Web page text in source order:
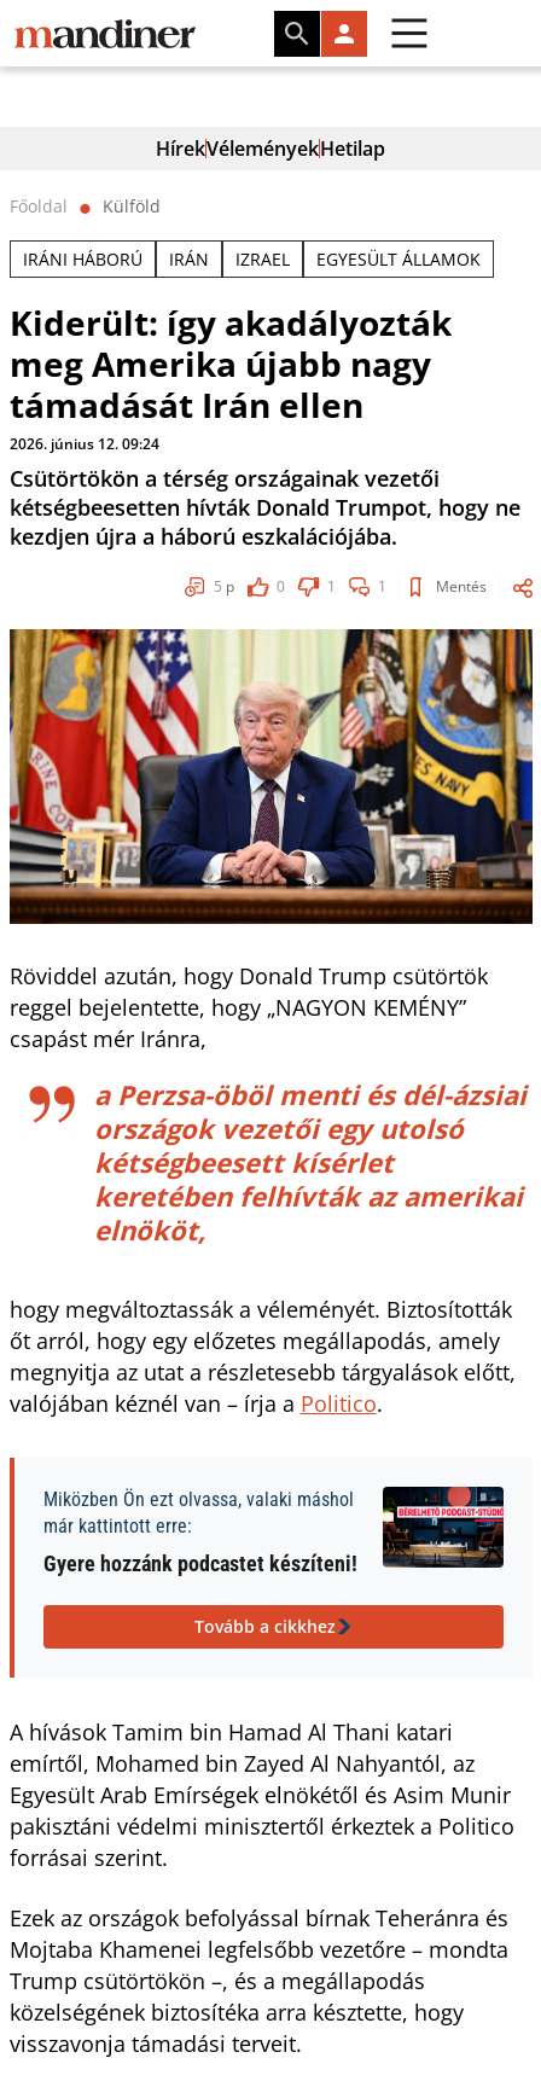
HírekVéleményekHetilap
Főoldal ⬤ Külföld
IRÁNI HÁBORÚ IRÁN IZRAEL EGYESÜLT ÁLLAMOK
Kiderült: így akadályozták
meg Amerika újabb nagy
támadását Irán ellen
2026. június 12. 09:24
Csütörtökön a térség országainak vezetői
kétségbeesetten hívták Donald Trumpot, hogy ne
kezdjen újra a háború eszkalációjába.
5 p 0 1 1 Mentés
Röviddel azután, hogy Donald Trump csütörtök
reggel bejelentette, hogy „NAGYON KEMÉNY”
csapást mér Iránra,
a Perzsa-öböl menti és dél-ázsiai
országok vezetői egy utolsó
kétségbeesett kísérlet
keretében felhívták az amerikai
elnököt,
hogy megváltoztassák a véleményét. Biztosították
őt arról, hogy egy előzetes megállapodás, amely
megnyitja az utat a részletesebb tárgyalások előtt,
valójában kéznél van – írja a Politico.
Miközben Ön ezt olvassa, valaki máshol
már kattintott erre:
Gyere hozzánk podcastet készíteni!
Tovább a cikkhez
A hívások Tamim bin Hamad Al Thani katari
emírtől, Mohamed bin Zayed Al Nahyantól, az
Egyesült Arab Emírségek elnökétől és Asim Munir
pakisztáni védelmi minisztertől érkeztek a Politico
forrásai szerint.
Ezek az országok befolyással bírnak Teheránra és
Mojtaba Khamenei legfelsőbb vezetőre – mondta
Trump csütörtökön –, és a megállapodás
közelségének biztosítéka arra késztette, hogy
visszavonja támadási terveit.